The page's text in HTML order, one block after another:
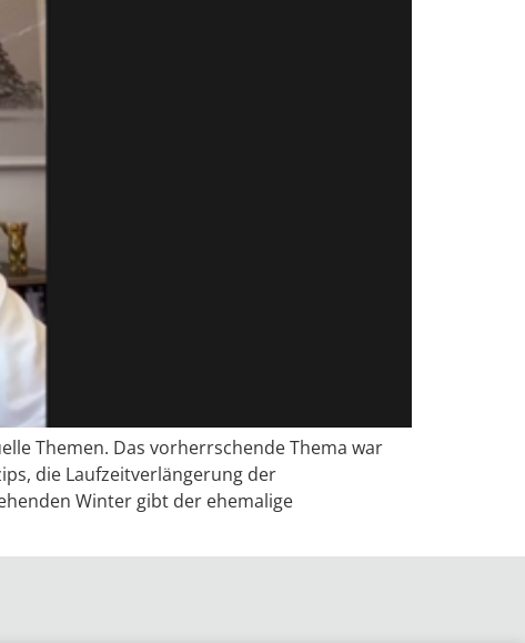
Themen. Das vorherrschende Thema war
die Laufzeitverlängerung der
Winter gibt der ehemalige